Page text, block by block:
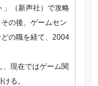
」（新声社）で攻略
の後、ゲームセン
の職を経て、2004
、現在ではゲーム関
る。